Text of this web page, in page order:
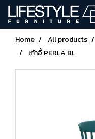
Home All products
เก้าอี้ PERLA BL